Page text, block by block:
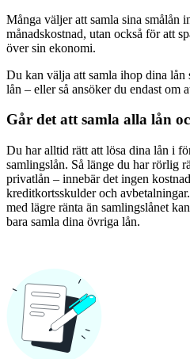
Många väljer att samla sina smålån
månadskostnad, utan också för att
över sin ekonomi.
Du kan välja att samla ihop dina
lån – eller så ansöker du endast om
Går det att samla alla lån
Du har alltid rätt att lösa dina lån i
samlingslån. Så länge du har rörlig
privatlån – innebär det ingen
kreditkortsskulder och
med lägre ränta än samlingslånet
bara samla dina övriga lån.